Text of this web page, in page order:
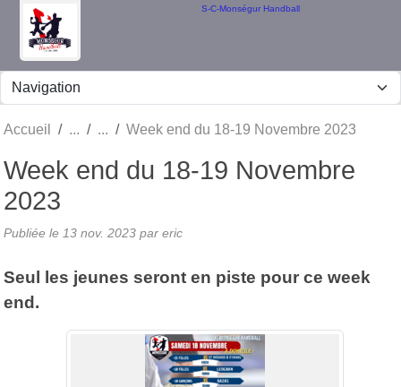
S-C-Monségur Handball
Accueil Week end du 18-19 Novembre 2023
Week end du 18-19 Novembre
2023
Publiée le 13 nov. 2023 par eric
Seul les jeunes seront en piste pour ce week
end.
Panneau de gestion des cookies